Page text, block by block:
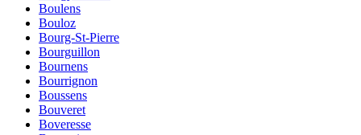
Boulens
Bouloz
Bourg-St-Pierre
Bourguillon
Bournens
Bourrignon
Boussens
Bouveret
Boveresse